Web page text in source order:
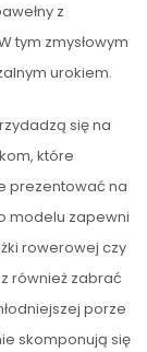
z
tym zmysłowym
urokiem.
się na
które
prezentować na
modelu zapewni
rowerowej czy
również zabrać
porze
skomponują się